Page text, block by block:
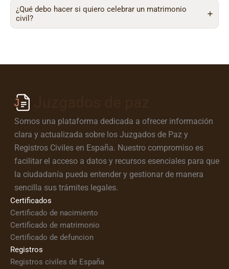
¿Qué debo hacer si quiero celebrar un matrimonio
civil?
Somos una plataforma dedicada a ofrecer información
clara y actualizada sobre los Juzgados de Paz y
Registros Civiles en España. Nuestro compromiso es
facilitar el acceso a datos y recursos esenciales para que
la ciudadanía pueda entender y gestionar de manera
sencilla sus trámites legales.
Certificados
Certificado de nacimiento
Certificado de matrimonio
Certificado de defuncion
Registros
Registros civiles de España